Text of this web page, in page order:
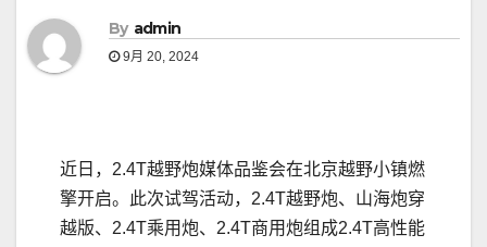
By admin
9月 20, 2024
近日，2.4T越野炮媒体品鉴会在北京越野小镇燃
擎开启。此次试驾活动，2.4T越野炮、山海炮穿
越版、2.4T乘用炮、2.4T商用炮组成2.4T高性能